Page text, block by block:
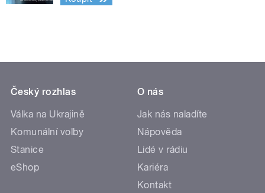
Český rozhlas
Válka na Ukrajině
Komunální volby
Stanice
eShop
O nás
Jak nás naladíte
Nápověda
Lidé v rádiu
Kariéra
Kontakt